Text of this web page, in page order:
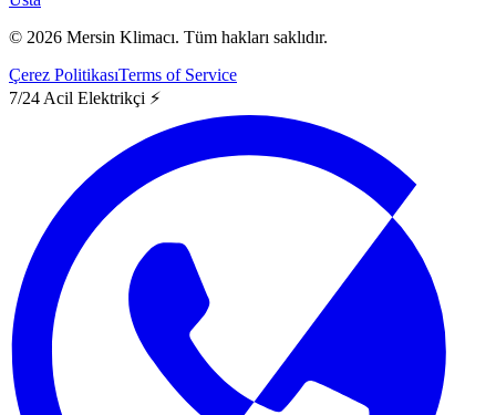
© 2026 Mersin Klimacı. Tüm hakları saklıdır.
Çerez PolitikasıTerms of Service
7/24 Acil Elektrikçi ⚡